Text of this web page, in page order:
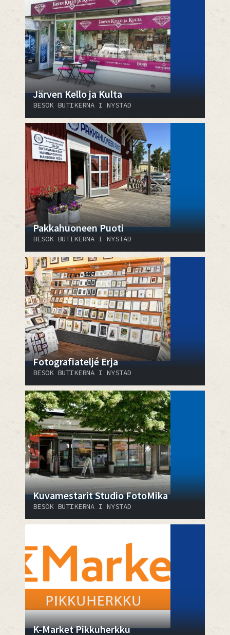
Järven Kello ja Kulta
BESÖK BUTIKERNA I NYSTAD
Pakkahuoneen Puoti
BESÖK BUTIKERNA I NYSTAD
Fotografiateljé Erja
BESÖK BUTIKERNA I NYSTAD
Kuvamestarit Studio FotoMika
BESÖK BUTIKERNA I NYSTAD
K-Market Pikkuherkku